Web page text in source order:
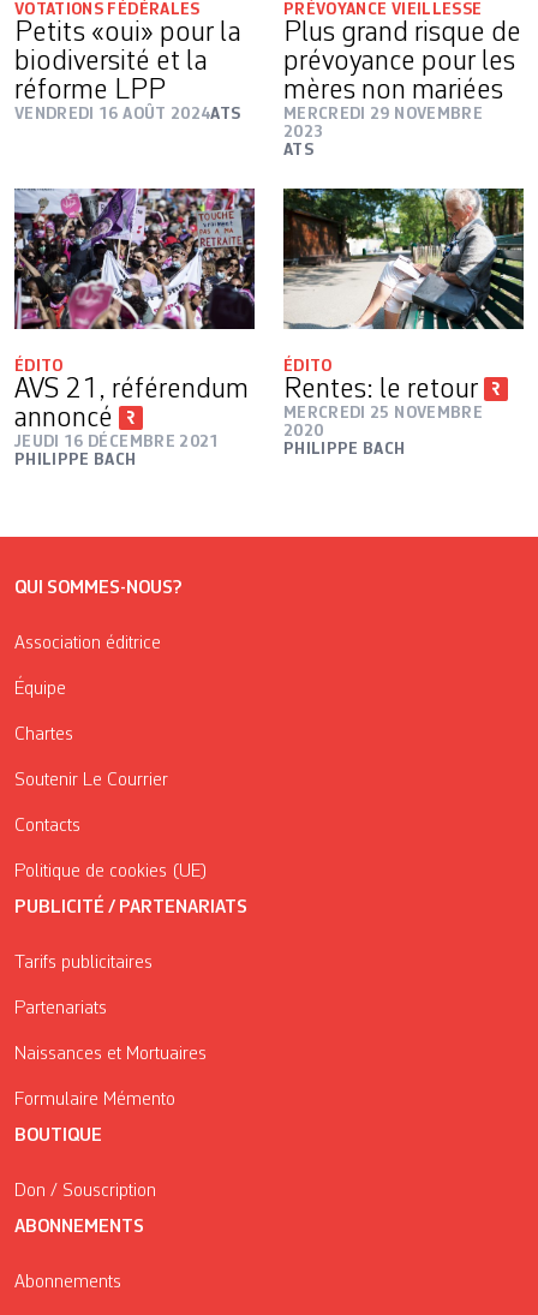
VOTATIONS FÉDÉRALES
Petits «oui» pour la
biodiversité et la
réforme LPP
VENDREDI 16 AOÛT 2024ATS
PRÉVOYANCE VIEILLESSE
Plus grand risque de
prévoyance pour les
mères non mariées
MERCREDI 29 NOVEMBRE
2023
ATS
ÉDITO
AVS 21, référendum
annoncé
JEUDI 16 DÉCEMBRE 2021
PHILIPPE BACH
ÉDITO
Rentes: le retour
MERCREDI 25 NOVEMBRE
2020
PHILIPPE BACH
QUI SOMMES-NOUS?
Association éditrice
Équipe
Chartes
Soutenir Le Courrier
Contacts
Politique de cookies (UE)
PUBLICITÉ / PARTENARIATS
Tarifs publicitaires
Partenariats
Naissances et Mortuaires
Formulaire Mémento
BOUTIQUE
Don / Souscription
ABONNEMENTS
Abonnements